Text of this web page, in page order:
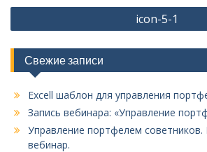
Навигация
по
записям
icon-5-1
Свежие записи
Excell шаблон для управления
Запись вебинара: «Управление
Управление портфелем советников.
вебинар.